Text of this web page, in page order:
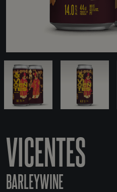
VICENTES
BARLEYWINE